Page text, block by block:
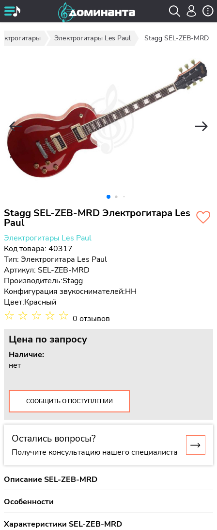
Электрогитары Les Paul Stagg SEL-ZEB-MRD
Stagg SEL-ZEB-MRD Электрогитара Les
Paul
Электрогитары Les Paul
Код товара: 40317
Тип: Электрогитара Les Paul
Артикул: SEL-ZEB-MRD
Производитель:Stagg
Конфигурация звукоснимателей:HH
Цвет:Красный
☆ ☆ ☆ ☆ ☆ 0 отзывов
Цена по запросу
Наличие:
нет
СООБЩИТЬ О ПОСТУПЛЕНИИ
Остались вопросы?
Получите консультацию нашего специалиста
Описание SEL-ZEB-MRD
Особенности
Характеристики SEL-ZEB-MRD